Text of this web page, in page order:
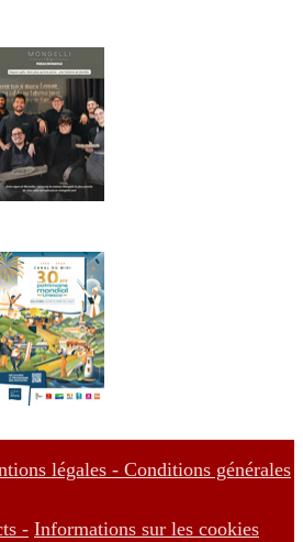
légales - Conditions générales
- Informations sur les cookies